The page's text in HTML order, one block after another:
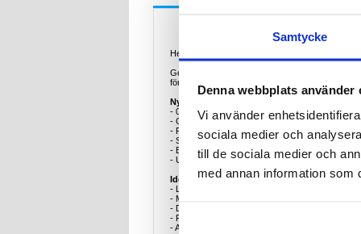
Samtycke
Denna webbplats använder
Vi använder
sociala medier och
till de sociala medier och
med annan information som
Heltäckande skärmskydd i härdat glas för
Ge din Huawei Pura 90 det skärmskydd den
för felfri färgåtergivning och silkeslena
Nyckelfunktioner och specifikationer
- 0,33 mm härdat premiumglas - 9H hårdhet
- Galvaniserat anti-fingeravtrycksskikt - avvisar
- Förstärkt oleofob beläggning - ökar
- Silkscreentryckt svart kant - helt självhäftande
- Bubbelfritt hellim - avancerad silikonbaksida
- Ultraklar transparens (99 %) - ingen
Ideala exempel på användning
- Lägg din Huawei Pura 90 i en väska med
- Maratonlånga spelsessioner: svett och
- Daglig tunnelbanependling: svart kant håller
- Fotografering utomhus: kristallglas ger 100 %
- Arbetspresentationer: den smetfria skärmen